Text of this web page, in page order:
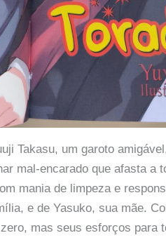
Takasu, um garoto
mal-encarado que afasta a
mania de limpeza e
e de Yasuko, sua mãe.
mas seus esforços para